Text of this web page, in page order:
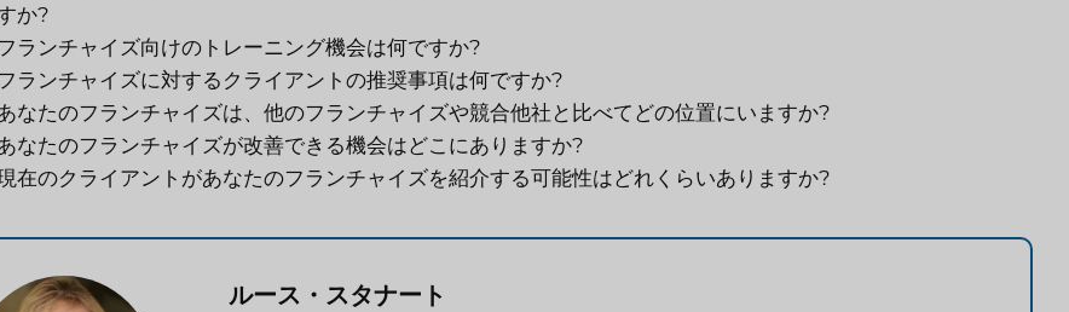
か?
ランチャイズ向けのトレーニング機会は何ですか?
ランチャイズに対するクライアントの推奨事項は何ですか?
なたのフランチャイズは、他のフランチャイズや競合他社と比べてどの位置にいますか?
なたのフランチャイズが改善できる機会はどこにありますか?
在のクライアントがあなたのフランチャイズを紹介する可能性はどれくらいありますか?
ルース・スタナート